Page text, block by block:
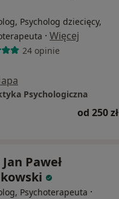
Psycholog dziecięcy,
· Więcej
24 opinie
Psychologiczna
od 250 zł
Paweł
Psychoterapeuta ·